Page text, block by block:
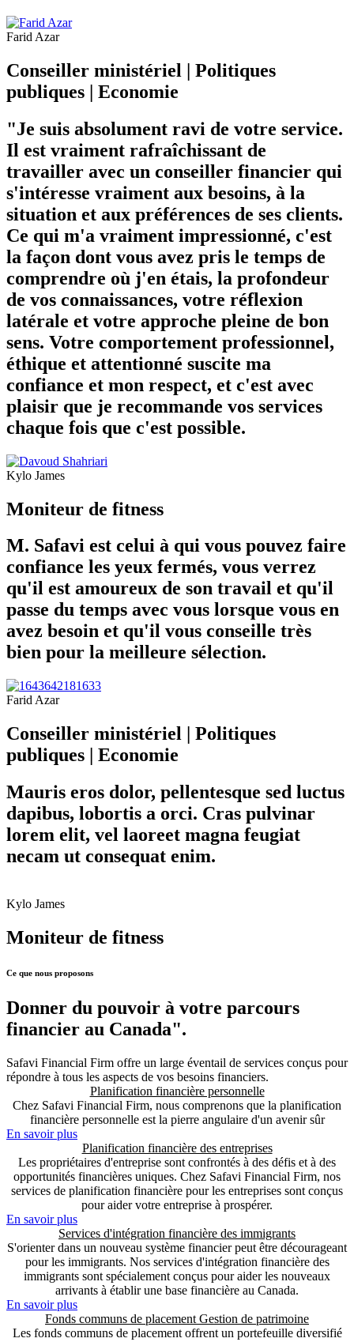
Farid Azar
Conseiller ministériel | Politiques
publiques | Economie
"Je suis absolument ravi de votre service.
Il est vraiment rafraîchissant de
travailler avec un conseiller financier qui
s'intéresse vraiment aux besoins, à la
situation et aux préférences de ses clients.
Ce qui m'a vraiment impressionné, c'est
la façon dont vous avez pris le temps de
comprendre où j'en étais, la profondeur
de vos connaissances, votre réflexion
latérale et votre approche pleine de bon
sens. Votre comportement professionnel,
éthique et attentionné suscite ma
confiance et mon respect, et c'est avec
plaisir que je recommande vos services
chaque fois que c'est possible.
Kylo James
Moniteur de fitness
M. Safavi est celui à qui vous pouvez faire
confiance les yeux fermés, vous verrez
qu'il est amoureux de son travail et qu'il
passe du temps avec vous lorsque vous en
avez besoin et qu'il vous conseille très
bien pour la meilleure sélection.
Farid Azar
Conseiller ministériel | Politiques
publiques | Economie
Mauris eros dolor, pellentesque sed luctus
dapibus, lobortis a orci. Cras pulvinar
lorem elit, vel laoreet magna feugiat
necam ut consequat enim.
Kylo James
Moniteur de fitness
Ce que nous proposons
Donner du pouvoir à votre parcours
financier au Canada".
Safavi Financial Firm offre un large éventail de services conçus pour
répondre à tous les aspects de vos besoins financiers.
Planification financière personnelle
Chez Safavi Financial Firm, nous comprenons que la planification
financière personnelle est la pierre angulaire d'un avenir sûr
En savoir plus
Planification financière des entreprises
Les propriétaires d'entreprise sont confrontés à des défis et à des
opportunités financières uniques. Chez Safavi Financial Firm, nos
services de planification financière pour les entreprises sont conçus
pour aider votre entreprise à prospérer.
En savoir plus
Services d'intégration financière des immigrants
S'orienter dans un nouveau système financier peut être décourageant
pour les immigrants. Nos services d'intégration financière des
immigrants sont spécialement conçus pour aider les nouveaux
arrivants à établir une base financière au Canada.
En savoir plus
Fonds communs de placement Gestion de patrimoine
Les fonds communs de placement offrent un portefeuille diversifié